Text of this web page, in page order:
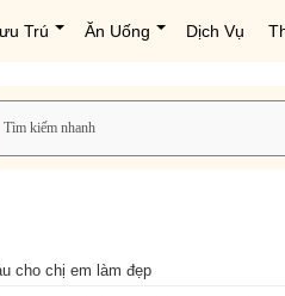
Trú Ăn Uống Dịch Vụ
cho chị em làm đẹp